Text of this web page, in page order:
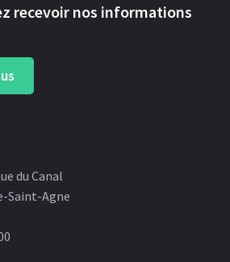
recevoir nos informations
du Canal
Saint-Agne